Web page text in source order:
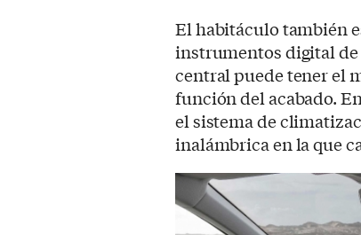
El habitáculo también
instrumentos digital de
central puede tener el
función del acabado.
el sistema de
inalámbrica en la que